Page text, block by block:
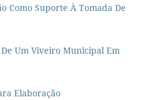
Como Suporte À Tomada De
Um Viveiro Municipal Em
Elaboração